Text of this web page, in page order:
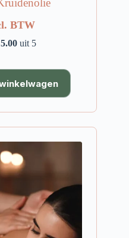
BTW
5.00uit 5